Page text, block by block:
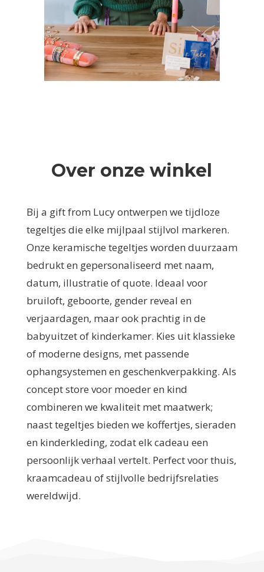
Over onze winkel
Bij a gift from Lucy ontwerpen we tijdloze
tegeltjes die elke mijlpaal stijlvol markeren.
Onze keramische tegeltjes worden duurzaam
bedrukt en gepersonaliseerd met naam,
datum, illustratie of quote. Ideaal voor
bruiloft, geboorte, gender reveal en
verjaardagen, maar ook prachtig in de
babyuitzet of kinderkamer. Kies uit klassieke
of moderne designs, met passende
ophangsystemen en geschenkverpakking. Als
concept store voor moeder en kind
combineren we kwaliteit met maatwerk;
naast tegeltjes bieden we koffertjes, sieraden
en kinderkleding, zodat elk cadeau een
persoonlijk verhaal vertelt. Perfect voor thuis,
kraamcadeau of stijlvolle bedrijfsrelaties
wereldwijd.